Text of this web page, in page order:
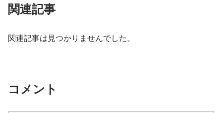
関連記事
関連記事は見つかりませんでした。
コメント